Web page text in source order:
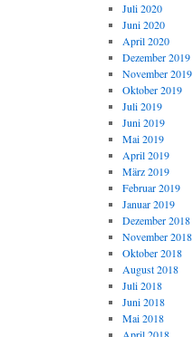
Juli 2020
Juni 2020
April 2020
Dezember 2019
November 2019
Oktober 2019
Juli 2019
Juni 2019
Mai 2019
April 2019
März 2019
Februar 2019
Januar 2019
Dezember 2018
November 2018
Oktober 2018
August 2018
Juli 2018
Juni 2018
Mai 2018